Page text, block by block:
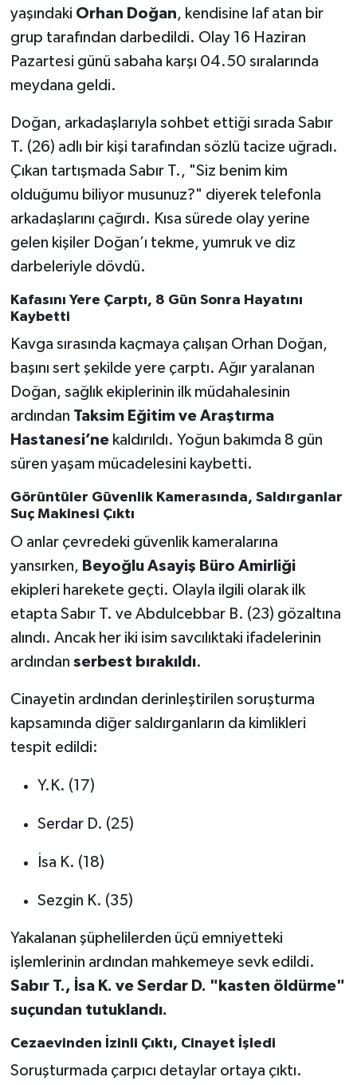
yaşındaki Orhan Doğan, kendisine laf atan bir
grup tarafından darbedildi. Olay 16 Haziran
Pazartesi günü sabaha karşı 04.50 sıralarında
meydana geldi.
Doğan, arkadaşlarıyla sohbet ettiği sırada Sabır
T. (26) adlı bir kişi tarafından sözlü tacize uğradı.
Çıkan tartışmada Sabır T., "Siz benim kim
olduğumu biliyor musunuz?" diyerek telefonla
arkadaşlarını çağırdı. Kısa sürede olay yerine
gelen kişiler Doğan’ı tekme, yumruk ve diz
darbeleriyle dövdü.
Kafasını Yere Çarptı, 8 Gün Sonra Hayatını
Kaybetti
Kavga sırasında kaçmaya çalışan Orhan Doğan,
başını sert şekilde yere çarptı. Ağır yaralanan
Doğan, sağlık ekiplerinin ilk müdahalesinin
ardından Taksim Eğitim ve Araştırma
Hastanesi’nekaldırıldı. Yoğun bakımda 8 gün
süren yaşam mücadelesini kaybetti.
Görüntüler Güvenlik Kamerasında, Saldırganlar
Suç Makinesi Çıktı
O anlar çevredeki güvenlik kameralarına
yansırken, Beyoğlu Asayiş Büro Amirliği
ekipleri harekete geçti. Olayla ilgili olarak ilk
etapta Sabır T. ve Abdulcebbar B. (23) gözaltına
alındı. Ancak her iki isim savcılıktaki ifadelerinin
ardından serbest bırakıldı.
Cinayetin ardından derinleştirilen soruşturma
kapsamında diğer saldırganların da kimlikleri
tespit edildi:
Y.K. (17)
Serdar D. (25)
İsa K. (18)
Sezgin K. (35)
Yakalanan şüphelilerden üçü emniyetteki
işlemlerinin ardından mahkemeye sevk edildi.
Sabır T., İsa K. ve Serdar D. "kasten öldürme"
suçundan tutuklandı.
Cezaevinden İzinli Çıktı, Cinayet İşledi
Soruşturmada çarpıcı detaylar ortaya çıktı.